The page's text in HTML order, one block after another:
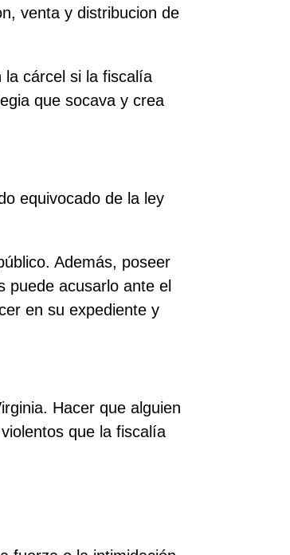
venta y distribucion de
cárcel si la fiscalía
que socava y crea
equivocado de la ley
Además, poseer
puede acusarlo ante el
en su expediente y
Hacer que alguien
que la fiscalía